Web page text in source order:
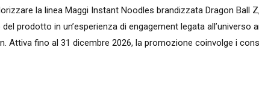
la linea Maggi Instant Noodles brandizzata Dragon Ball Z,
prodotto in un’esperienza di engagement legata all’universo
Attiva fino al 31 dicembre 2026, la promozione coinvolge i